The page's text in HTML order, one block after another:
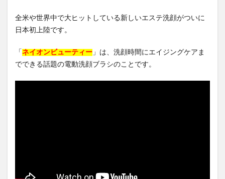
全米や世界中で大ヒットしている新しいエステ洗顔がついに
日本初上陸です。
「 ネイオンビューティー 」は、洗顔時間にエイジングケアま
でできる話題の電動洗顔ブラシのことです。